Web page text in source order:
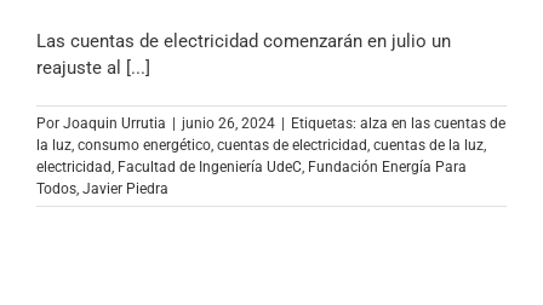
Las cuentas de electricidad comenzarán en julio un
reajuste al [...]
Por Joaquin Urrutia | junio 26, 2024 | Etiquetas: alza en las cuentas de
la luz consumo energético cuentas de electricidad cuentas de la luz
electricidad Facultad de Ingeniería UdeC Fundación Energía Para
Todos Javier Piedra